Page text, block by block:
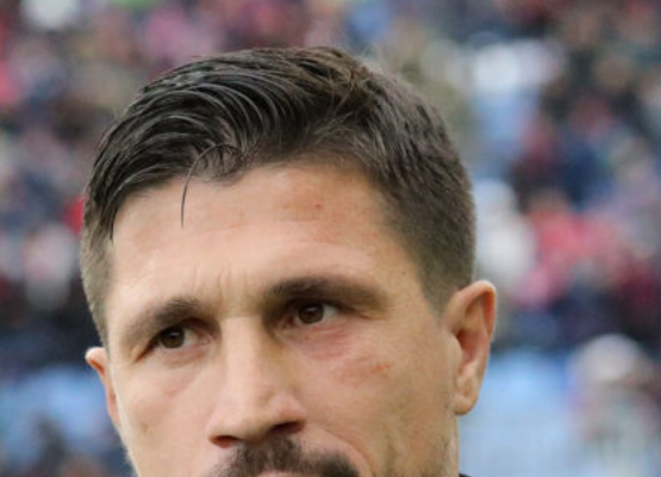
Palestra guarda a Zola: “Una
leggenda, spero di fare come lui al
Chelsea”
8 Agosto 2026
Cagliari, Maldini a Roma per le
visite: già completati i controlli per
altri due acquisti
8 Agosto 2026